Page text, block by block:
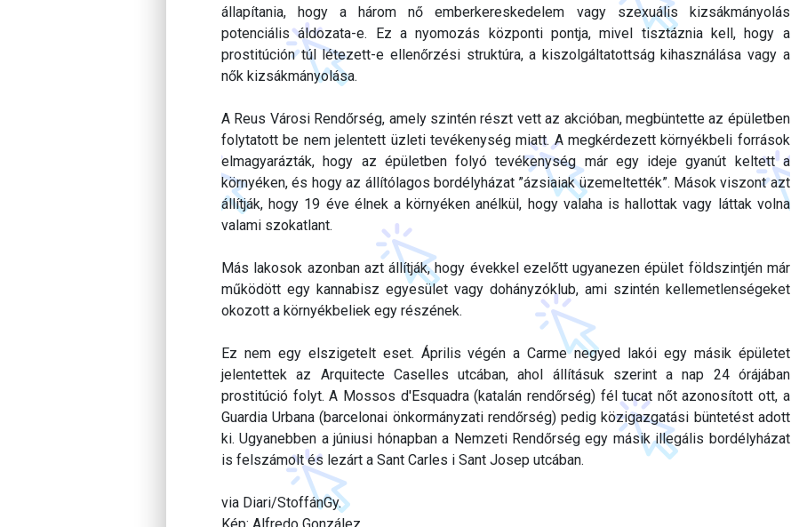
állapítania, hogy a három nő emberkereskedelem vagy szexuális kizsákmányolás
potenciális áldozata-e. Ez a nyomozás központi pontja, mivel tisztáznia kell, hogy a
prostitúción túl létezett-e ellenőrzési struktúra, a kiszolgáltatottság kihasználása vagy a
nők kizsákmányolása.
A Reus Városi Rendőrség, amely szintén részt vett az akcióban, megbüntette az épületben
folytatott be nem jelentett üzleti tevékenység miatt. A megkérdezett környékbeli források
elmagyarázták, hogy az épületben folyó tevékenység már egy ideje gyanút keltett a
környéken, és hogy az állítólagos bordélyházat ”ázsiaiak üzemeltették”. Mások viszont azt
állítják, hogy 19 éve élnek a környéken anélkül, hogy valaha is hallottak vagy láttak volna
valami szokatlant.
Más lakosok azonban azt állítják, hogy évekkel ezelőtt ugyanezen épület földszintjén már
működött egy kannabisz egyesület vagy dohányzóklub, ami szintén kellemetlenségeket
okozott a környékbeliek egy részének.
Ez nem egy elszigetelt eset. Április végén a Carme negyed lakói egy másik épületet
jelentettek az Arquitecte Caselles utcában, ahol állításuk szerint a nap 24 órájában
prostitúció folyt. A Mossos d'Esquadra (katalán rendőrség) fél tucat nőt azonosított ott, a
Guardia Urbana (barcelonai önkormányzati rendőrség) pedig közigazgatási büntetést adott
ki. Ugyanebben a júniusi hónapban a Nemzeti Rendőrség egy másik illegális bordélyházat
is felszámolt és lezárt a Sant Carles i Sant Josep utcában.
via Diari/StoffánGy.
Kép: Alfredo González